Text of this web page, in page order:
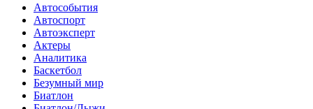
Автособытия
Автоспорт
Автоэксперт
Актеры
Аналитика
Баскетбол
Безумный мир
Биатлон